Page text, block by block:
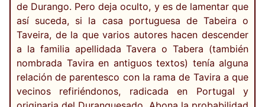
de Durango. Pero deja oculto, y es de lamentar que
así suceda, si la casa portuguesa de Tabeira o
Taveira, de la que varios autores hacen descender
a la familia apellidada Tavera o Tabera (también
nombrada Tavira en antiguos textos) tenía alguna
relación de parentesco con la rama de Tavira a que
vecinos refiriéndonos, radicada en Portugal y